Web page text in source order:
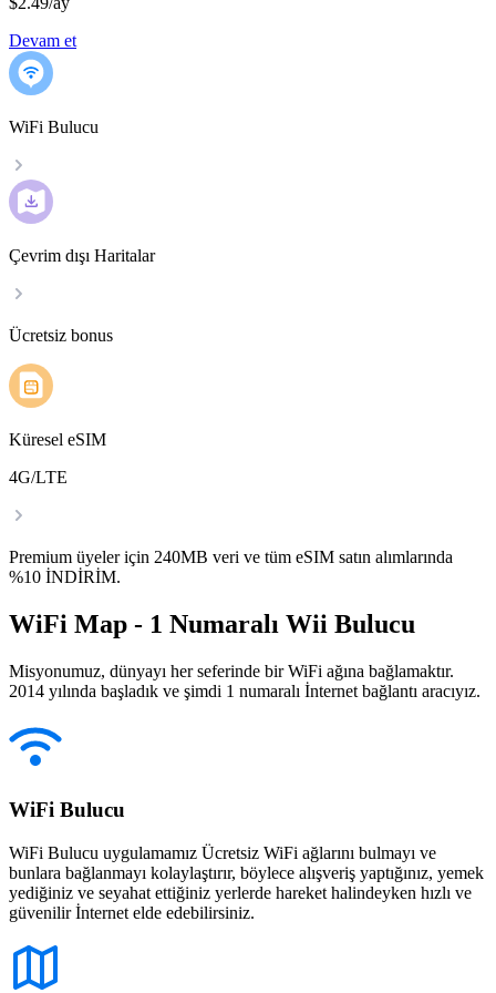
Devam et
WiFi Bulucu
Çevrim dışı Haritalar
Ücretsiz bonus
Küresel eSIM
4G/LTE
Premium üyeler için 240MB veri ve tüm eSIM satın alımlarında
%10 İNDİRİM.
WiFi Map - 1 Numaralı Wii Bulucu
Misyonumuz, dünyayı her seferinde bir WiFi ağına bağlamaktır.
2014 yılında başladık ve şimdi 1 numaralı İnternet bağlantı aracıyız.
WiFi Bulucu
WiFi Bulucu uygulamamız Ücretsiz WiFi ağlarını bulmayı ve
bunlara bağlanmayı kolaylaştırır, böylece alışveriş yaptığınız, yemek
yediğiniz ve seyahat ettiğiniz yerlerde hareket halindeyken hızlı ve
güvenilir İnternet elde edebilirsiniz.